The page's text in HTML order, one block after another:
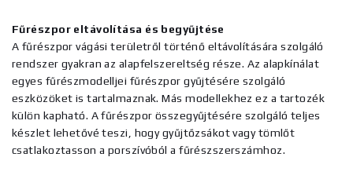
Fűrészpor eltávolítása és begyűjtése
A fűrészpor vágási területről történő eltávolítására szolgáló
rendszer gyakran az alapfelszereltség része. Az alapkínálat
egyes fűrészmodelljei fűrészpor gyűjtésére szolgáló
eszközöket is tartalmaznak. Más modellekhez ez a tartozék
külön kapható. A fűrészpor összegyűjtésére szolgáló teljes
készlet lehetővé teszi, hogy gyűjtőzsákot vagy tömlőt
csatlakoztasson a porszívóból a fűrészszerszámhoz.